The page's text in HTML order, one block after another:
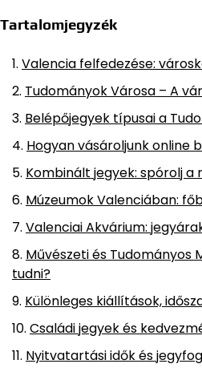
Tartalomjegyzék
Valencia felfedezése:
Tudományok Városa – A
Belépőjegyek típusai a
Hogyan vásároljunk online
Kombinált jegyek: spórolj
Múzeumok Valenciában:
Valenciai Akvárium:
Művészeti és Tudományos
tudni?
Különleges kiállítások,
Családi jegyek és
Nyitvatartási idők és